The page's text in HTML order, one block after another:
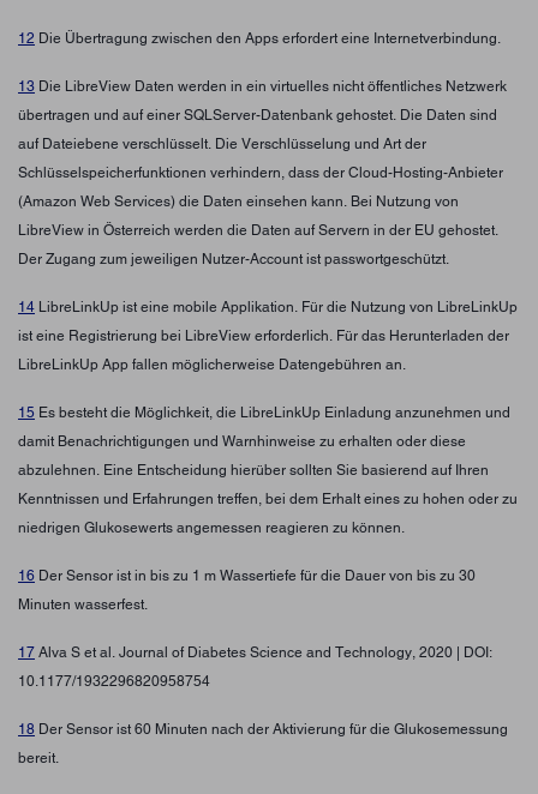
12 Die Übertragung zwischen den Apps erfordert eine Internetverbindung.
13 Die LibreView Daten werden in ein virtuelles nicht öffentliches Netzwerk
übertragen und auf einer SQLServer-Datenbank gehostet. Die Daten sind
auf Dateiebene verschlüsselt. Die Verschlüsselung und Art der
Schlüsselspeicherfunktionen verhindern, dass der Cloud-Hosting-Anbieter
(Amazon Web Services) die Daten einsehen kann. Bei Nutzung von
LibreView in Österreich werden die Daten auf Servern in der EU gehostet.
Der Zugang zum jeweiligen Nutzer-Account ist passwortgeschützt.
14 LibreLinkUp ist eine mobile Applikation. Für die Nutzung von LibreLinkUp
ist eine Registrierung bei LibreView erforderlich. Für das Herunterladen der
LibreLinkUp App fallen möglicherweise Datengebühren an.
15 Es besteht die Möglichkeit, die LibreLinkUp Einladung anzunehmen und
damit Benachrichtigungen und Warnhinweise zu erhalten oder diese
abzulehnen. Eine Entscheidung hierüber sollten Sie basierend auf Ihren
Kenntnissen und Erfahrungen treffen, bei dem Erhalt eines zu hohen oder zu
niedrigen Glukosewerts angemessen reagieren zu können.
16 Der Sensor ist in bis zu 1 m Wassertiefe für die Dauer von bis zu 30
Minuten wasserfest.
17 Alva S et al. Journal of Diabetes Science and Technology, 2020 | DOI:
10.1177/1932296820958754
18 Der Sensor ist 60 Minuten nach der Aktivierung für die Glukosemessung
bereit.